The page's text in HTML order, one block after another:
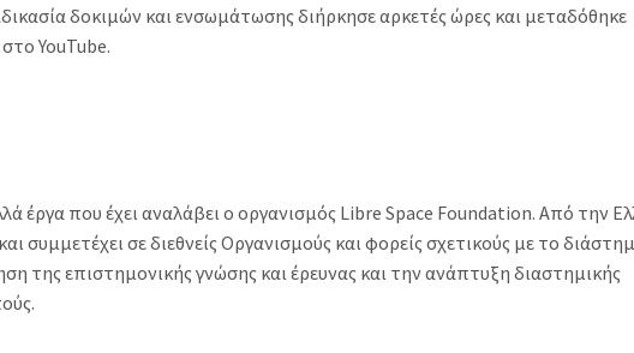
δοκιμών και ενσωμάτωσης διήρκησε αρκετές ώρες και μεταδόθηκε
YouTube.
έργα που έχει αναλάβει ο οργανισμός Libre Space Foundation. Από την
συμμετέχει σε διεθνείς Οργανισμούς και φορείς σχετικούς με το
της επιστημονικής γνώσης και έρευνας και την ανάπτυξη διαστημικής